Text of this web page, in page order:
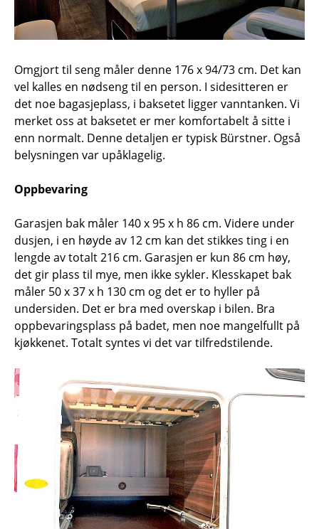
Omgjort til seng måler denne 176 x 94/73 cm. Det kan
vel kalles en nødseng til en person. I sidesitteren er
det noe bagasjeplass, i baksetet ligger vanntanken. Vi
merket oss at baksetet er mer komfortabelt å sitte i
enn normalt. Denne detaljen er typisk Bürstner. Også
belysningen var upåklagelig.
Oppbevaring
Garasjen bak måler 140 x 95 x h 86 cm. Videre under
dusjen, i en høyde av 12 cm kan det stikkes ting i en
lengde av totalt 216 cm. Garasjen er kun 86 cm høy,
det gir plass til mye, men ikke sykler. Klesskapet bak
måler 50 x 37 x h 130 cm og det er to hyller på
undersiden. Det er bra med overskap i bilen. Bra
oppbevaringsplass på badet, men noe mangelfullt på
kjøkkenet. Totalt syntes vi det var tilfredstilende.